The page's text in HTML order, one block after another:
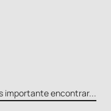
importante encontrar...